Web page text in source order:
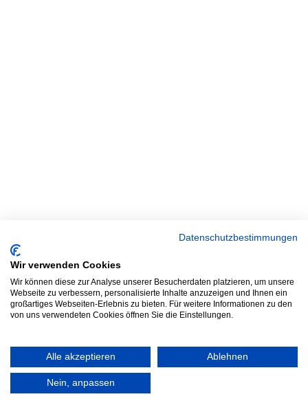
Datenschutzbestimmungen
Wir verwenden Cookies
Wir können diese zur Analyse unserer Besucherdaten platzieren, um unsere
Webseite zu verbessern, personalisierte Inhalte anzuzeigen und Ihnen ein
großartiges Webseiten-Erlebnis zu bieten. Für weitere Informationen zu den
von uns verwendeten Cookies öffnen Sie die Einstellungen.
Alle akzeptieren Ablehnen
Nein, anpassen